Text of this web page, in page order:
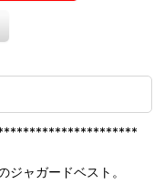
ャガードベスト。